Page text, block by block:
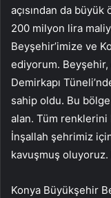
açısından da büyük
200 milyon lira
Beyşehir’imize ve
ediyorum.
Demirkapı
sahip oldu. Bu
alan. Tüm
İnşallah şehrimiz
kavuşmuş oluyoruz.
Konya Büyükşehir